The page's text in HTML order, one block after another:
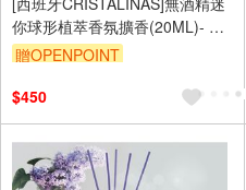
你球形植萃香氛擴香(20ML)- 無
花果木
贈OPENPOINT
$450